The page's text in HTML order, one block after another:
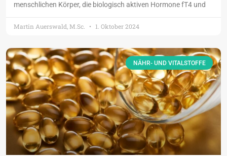
menschlichen Körper, die biologisch aktiven Hormone fT4 und
Martin Auerswald, M.Sc. 1. Oktober 2024
NÄHR- UND VITALSTOFFE